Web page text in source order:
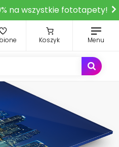
na wszystkie fototapety!
Koszyk Menu